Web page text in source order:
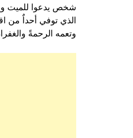
شخص يدعوا للميت
الذي توفي أحداٌ من
وتعمه الرحمةً